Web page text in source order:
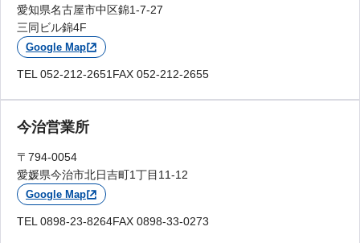
愛知県名古屋市中区錦1-7-27
三同ビル錦4F
Google Map
TEL 052-212-2651 FAX 052-212-2655
今治営業所
〒794-0054
愛媛県今治市北日吉町1丁目11-12
Google Map
TEL 0898-23-8264FAX 0898-33-0273